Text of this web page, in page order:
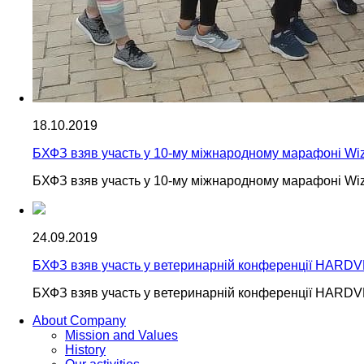
18.10.2019
БХФЗ взяв участь у 10-му міжнародному марафоні
БХФЗ взяв участь у 10-му міжнародному марафоні
24.09.2019
БХФЗ взяв участь у ветеринарній конференції
БХФЗ взяв участь у ветеринарній конференції
About Company
Mission and Values
History